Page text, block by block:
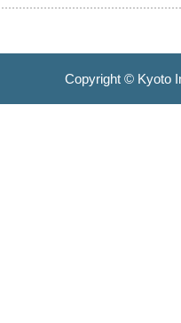
Copyright © Kyoto